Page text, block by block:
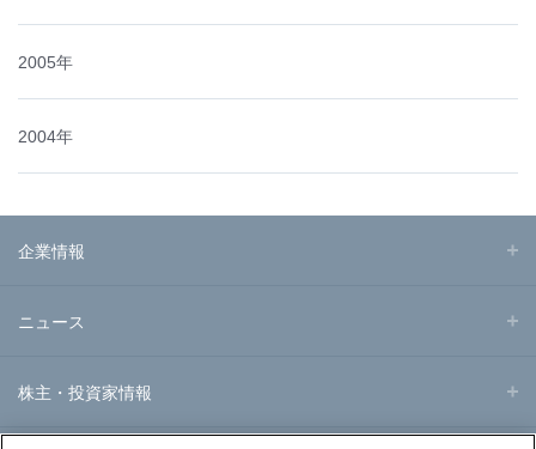
2005年
2004年
企業情報
ニュース
株主・投資家情報